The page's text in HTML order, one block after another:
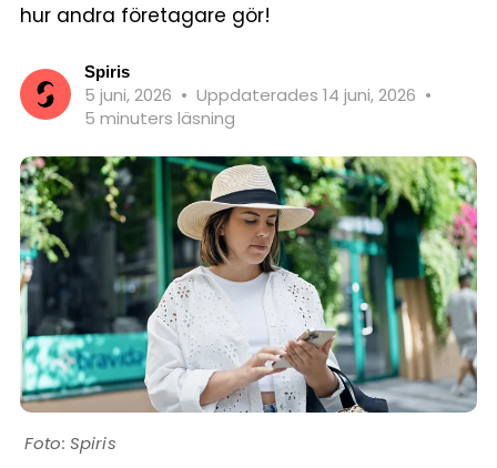
hur andra företagare gör!
Spiris
5 juni, 2026 • Uppdaterades 14 juni, 2026 •
5 minuters läsning
Spiris